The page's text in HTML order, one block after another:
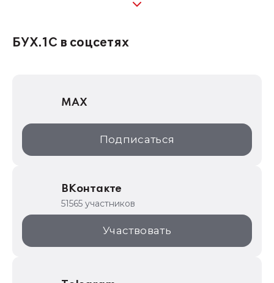
1С:Консалтинг
1С:Дистрибьюция
1С:Образование
ИТС.1C.ru
1С:Торговая площадка
БУХ.1С в соцсетях
MAX
Подписаться
ВКонтакте
51565 участников
Участвовать